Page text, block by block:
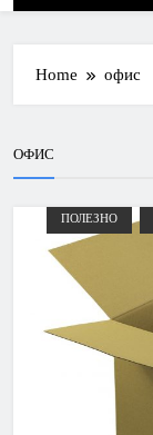
e
Home офис
ОФИС
ПОЛЕЗНО